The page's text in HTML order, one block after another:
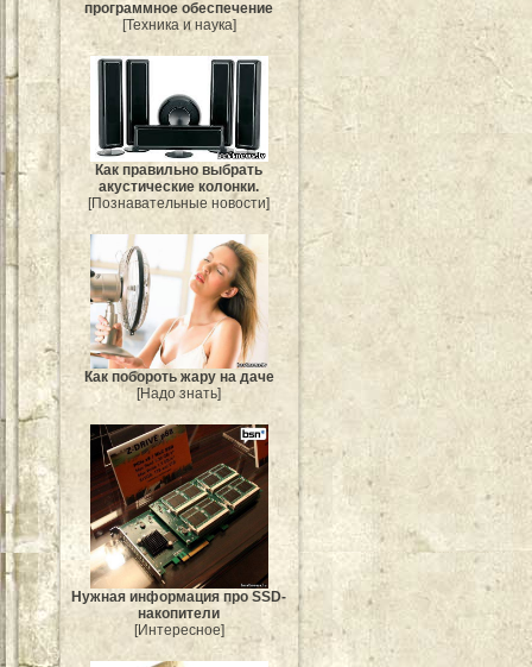
программное обеспечение
[Техника и наука]
Как правильно выбрать
акустические колонки.
[Познавательные новости]
Как побороть жару на даче
[Надо знать]
Нужная информация про SSD-
накопители
[Интересное]